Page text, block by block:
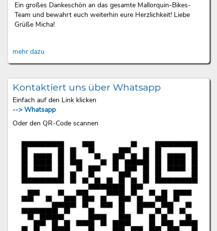
Ein großes Dankeschön an das gesamte Mallorquin-Bikes-
Team und bewahrt euch weiterhin eure Herzlichkeit! Liebe
Grüße Micha!
mehr dazu
Kontaktiert uns über Whatsapp
Einfach auf den Link klicken
--> Whatsapp
Oder den QR-Code scannen